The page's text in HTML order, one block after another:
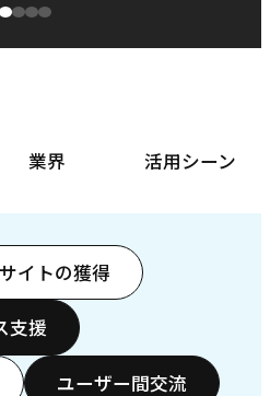
業界 活用シーン
イトの獲得
支援
ユーザー間交流